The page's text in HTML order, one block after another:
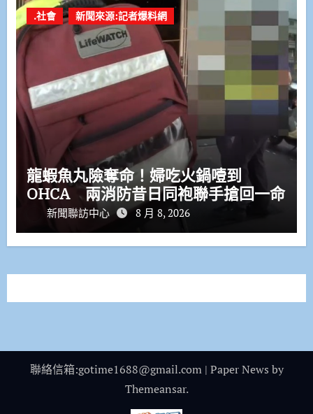
.社會 新聞來源:記者爆料網
龍蝦魚丸險奪命！婦吃火鍋噎到
OHCA 兩消防昔日同袍聯手搶回一命
新聞聯訪中心 8 月 8, 2026
聯絡信箱:gotime1688@gmail.com | Paper News by
Themeansar.